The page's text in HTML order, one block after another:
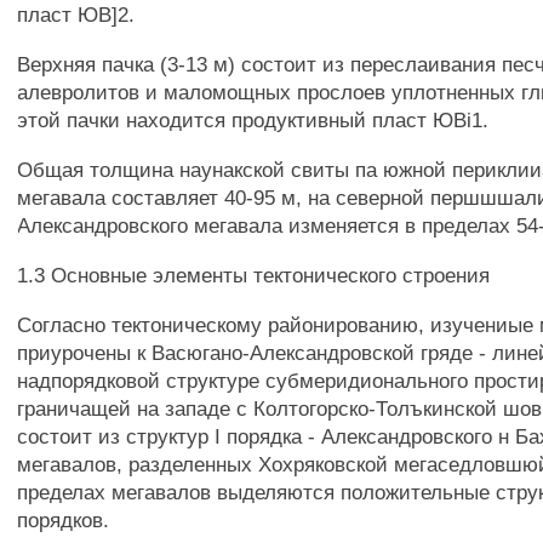
пласт ЮВ]2.
Верхняя пачка (3-13 м) состоит из переслаивания
алевролитов и маломощных прослоев уплотненных
этой пачки находится продуктивный пласт ЮВі1.
Общая толщина наунакской свиты па южной
мегавала составляет 40-95 м, на северной
Александровского мегавала изменяется в пределах
1.3 Основные элементы тектонического строения
Согласно тектоническому районированию,
приурочены к Васюгано-Александровской гряде -
надпорядковой структуре субмеридионального
граничащей на западе с Колтогорско-Толъкинской
состоит из структур I порядка - Александровского н
мегавалов, разделенных Хохряковской
пределах мегавалов выделяются положительные
порядков.